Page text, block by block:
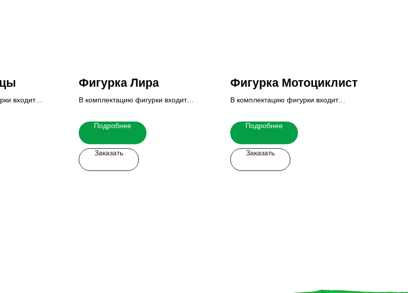
входит
можете узнать
Фигурка Лира
В комплектацию фигурки входит
Итоговую стоимость Вы можете узнать
у наших менеджеров.
Подробнее
Заказать
Фигурка Мотоциклист
В комплектацию фигурки входит
Итоговую стоимость Вы можете узнать
у наших менеджеров.
Подробнее
Заказать